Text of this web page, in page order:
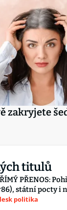
zakryjete
titulů
PŘENOS:
státní pocty i
politika